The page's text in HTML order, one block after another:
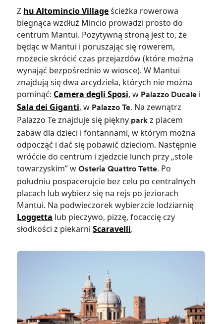
Z hu Altomincio Villageścieżka rowerowa
biegnąca wzdłuż Mincio prowadzi prosto do
centrum Mantui. Pozytywną stroną jest to, że
będąc w Mantui i poruszając się rowerem,
możecie skrócić czas przejazdów (które można
wynająć bezpośrednio w wiosce). W Mantui
znajdują się dwa arcydzieła, których nie można
pominąć: Camera degli Sposi, w Palazzo Ducale i
Sala dei Giganti, w Palazzo Te. Na zewnątrz
Palazzo Te znajduje się piękny park z placem
zabaw dla dzieci i fontannami, w którym można
odpocząć i dać się pobawić dzieciom. Następnie
wróćcie do centrum i zjedzcie lunch przy „stole
towarzyskim” w Osteria Quattro Tette. Po
południu pospacerujcie bez celu po centralnych
placach lub wybierz się na rejs po jeziorach
Mantui. Na podwieczorek wybierzcie lodziarnię
Loggetta lub pieczywo, pizzę, focaccię czy
słodkości z piekarniScaravelli.